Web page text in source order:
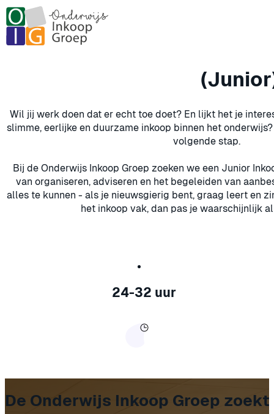
Wil jij werk doen dat er echt toe doet? En lijkt het je
slimme, eerlijke en duurzame inkoop binnen het
volgende stap.
Bij de Onderwijs Inkoop Groep zoeken we een Junior
van organiseren, adviseren en het begeleiden van
alles te kunnen - als je nieuwsgierig bent, graag leert en
het inkoop vak, dan pas je waarschijnlijk
24-32 uur
De Onderwijs Inkoop Groep